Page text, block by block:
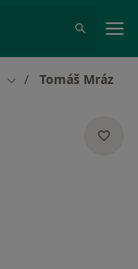
Změna města
Tomáš Mráz